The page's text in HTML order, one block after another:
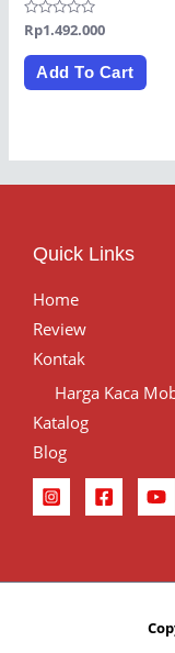
Rated
0
out
Rp1.492.000
Add To Cart
Quick Links
Home
Review
Kontak
Harga Kaca
Katalog
Blog